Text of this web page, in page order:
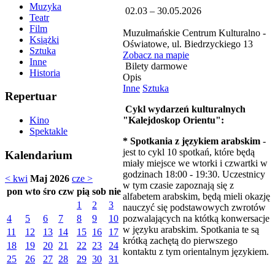
Muzyka
Teatr
Film
Książki
Sztuka
Inne
Historia
Repertuar
Kino
Spektakle
Kalendarium
< kwi Maj 2026 cze >
pon wto śro czw pią sob nie
1
2
3
4
5 6 7 8 9
10
11
12 13 14 15 16
17
18
19 20 21 22 23
24
25
26 27 28 29 30 31
02.03 – 30.05.2026
Muzułmańskie Centrum Kulturalno -
Oświatowe, ul. Biedrzyckiego 13
Zobacz na mapie
Bilety darmowe
Opis
Inne Sztuka
Cykl wydarzeń kulturalnych
"Kalejdoskop Orientu":
* Spotkania z językiem arabskim -
jest to cykl 10 spotkań, które będą
miały miejsce we wtorki i czwartki w
godzinach 18:00 - 19:30. Uczestnicy
w tym czasie zapoznają się z
alfabetem arabskim, będą mieli okazję
nauczyć się podstawowych zwrotów
pozwalających na któtką konwersacje
w języku arabskim. Spotkania te są
krótką zachętą do pierwszego
kontaktu z tym orientalnym językiem.